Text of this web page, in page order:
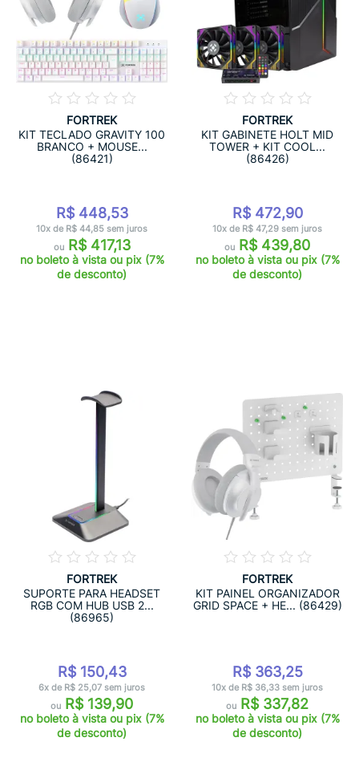
FORTREK
KIT TECLADO GRAVITY 100
BRANCO + MOUSE...
(86421)
R$ 448,53
10x de R$ 44,85 sem juros
ouR$ 417,13
no boleto à vista ou pix (7%
de desconto)
FORTREK
KIT GABINETE HOLT MID
TOWER + KIT COOL...
(86426)
R$ 472,90
10x de R$ 47,29 sem juros
ou R$ 439,80
no boleto à vista ou pix (7%
de desconto)
FORTREK
SUPORTE PARA HEADSET
RGB COM HUB USB 2...
(86965)
R$ 150,43
6x de R$ 25,07 sem juros
ou R$ 139,90
no boleto à vista ou pix (7%
de desconto)
FORTREK
KIT PAINEL ORGANIZADOR
GRID SPACE + HE... (86429)
R$ 363,25
10x de R$ 36,33 sem juros
ou R$ 337,82
no boleto à vista ou pix (7%
de desconto)